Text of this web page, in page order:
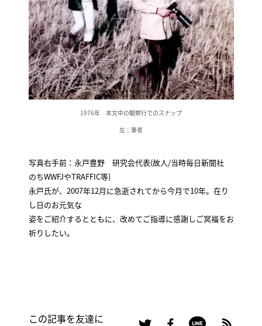
1976年 本文中の観察行でのスナップ
左：筆者
写真右手前：永戸豊野 研究会代表(故人/当時毎日新聞社
のちWWFJやTRAFFIC等)
永戸氏が、2007年12月に急逝されてから今月で10年。在り
し日のお元気な
姿をご紹介するとともに、改めてご指導に感謝しご冥福をお
祈りしたい。
この記事を友達に